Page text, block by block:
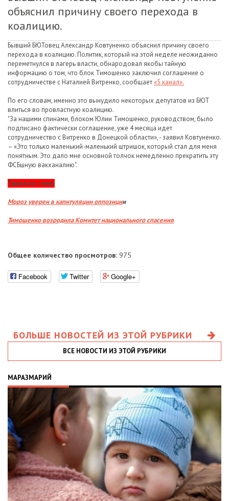
объяснил причину своего перехода в
коалицию.
Бывший БЮТовец Александр Ковтуненко объяснил причину своего
перехода в коалицию. Политик, который на этой неделе неожиданно
переметнулся в лагерь власти, обнародовал якобы тайную
информацию о том, что блок Тимошенко заключил соглашение о
сотрудничестве с Наталией Витренко, сообщает«5 канал».
По его словам, именно это вынудило некоторых депутатов из БЮТ
влиться во провластную коалицию.
"За нашими спинами, блоком Юлии Тимошенко, руководством, было
подписано фактически соглашение, уже 4 месяца идет
сотрудничество с Витренко в Донецкой области», - заявил Ковтуненко.
– «Это только маленький-маленький штришок, который стал для меня
понятным. Это дало мне основной толчок немедленно прекратить эту
ФСБшную вакханалию".
Также по теме:
Мороз уверен в капитуляции оппозиции
Тимошенко возродила Комитет национального спасения
Общее количество просмотров: 975
Facebook Twitter Google+
БОЛЬШЕ НОВОСТЕЙ ИЗ ЭТОЙ РУБРИКИ
ВСЕ НОВОСТИ ИЗ ЭТОЙ РУБРИКИ
МАРАЗМАРИЙ